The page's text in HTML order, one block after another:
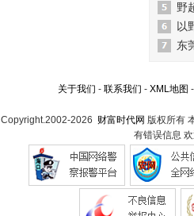
野
以
东
关于我们 - 联系我们 - XML地图 -
Copyright.2002-2026 财富时代网 版权所有
有错误信息